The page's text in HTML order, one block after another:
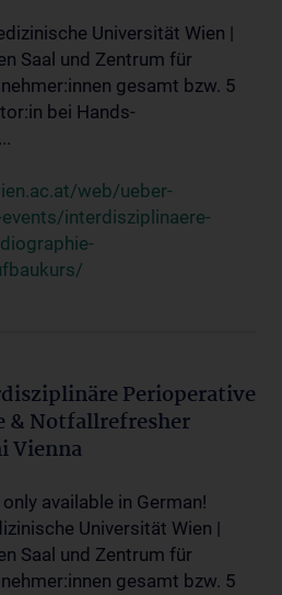
Universität Wien |
Saal und Zentrum für
gesamt bzw. 5
bei Hands-
web/ueber-
interdisziplinaere-
Perioperative
& Notfallrefresher
Vienna
available in German!
Universität Wien |
Saal und Zentrum für
gesamt bzw. 5